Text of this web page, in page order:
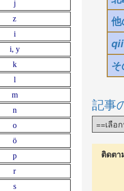
j
z
i
i, y
k
l
m
n
o
ö
p
r
s
記事
ติดตา